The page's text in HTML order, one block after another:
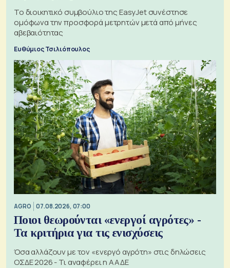
Το διοικητικό συμβούλιο της EasyJet συνέστησε
ομόφωνα την προσφορά μετρητών μετά από μήνες
αβεβαιότητας
Ευθύμιος Τσιλιόπουλος
AGRO 07.08.2026, 07:00
Ποιοι θεωρούνται «ενεργοί αγρότες» -
Τα κριτήρια για τις ενισχύσεις
Όσα αλλάζουν με τον «ενεργό αγρότη» στις δηλώσεις
ΟΣΔΕ 2026 - Τι αναφέρει η ΑΑΔΕ